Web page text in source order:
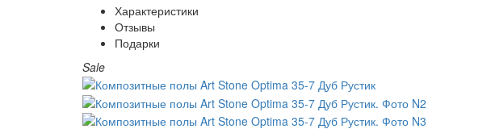
Характеристики
Отзывы
Подарки
Sale